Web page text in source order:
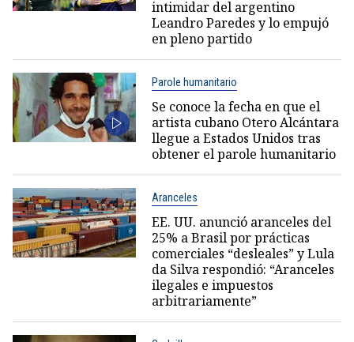
intimidar del argentino
Leandro Paredes y lo empujó
en pleno partido
Parole humanitario
Se conoce la fecha en que el
artista cubano Otero Alcántara
llegue a Estados Unidos tras
obtener el parole humanitario
Aranceles
EE. UU. anunció aranceles del
25% a Brasil por prácticas
comerciales “desleales” y Lula
da Silva respondió: “Aranceles
ilegales e impuestos
arbitrariamente”